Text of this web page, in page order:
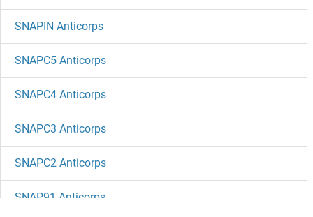
SNAPIN Anticorps
SNAPC5 Anticorps
SNAPC4 Anticorps
SNAPC3 Anticorps
SNAPC2 Anticorps
SNAP91 Anticorps